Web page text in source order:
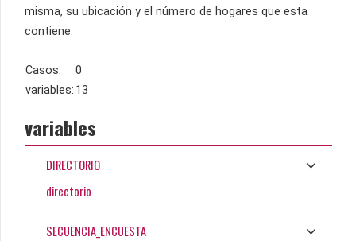
misma, su ubicación y el número de hogares que esta
contiene.
Casos:
0
variables: 13
variables
DIRECTORIO
directorio
SECUENCIA_ENCUESTA